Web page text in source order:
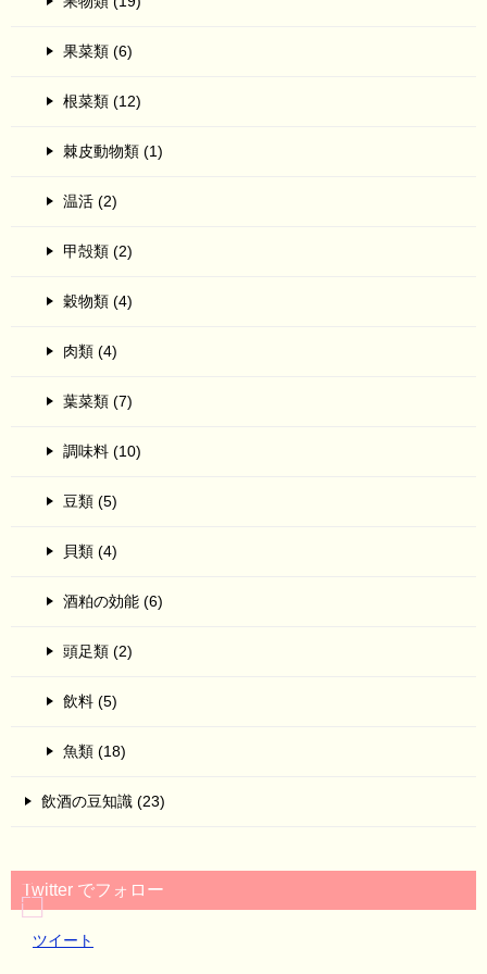
果菜類 (6)
根菜類 (12)
棘皮動物類 (1)
温活 (2)
甲殻類 (2)
穀物類 (4)
肉類 (4)
葉菜類 (7)
調味料 (10)
豆類 (5)
貝類 (4)
酒粕の効能 (6)
頭足類 (2)
飲料 (5)
魚類 (18)
飲酒の豆知識 (23)
Twitter でフォロー
ツイート